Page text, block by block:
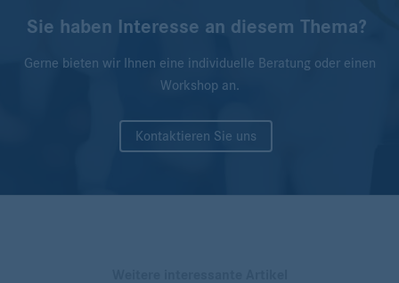
Sie haben Interesse an diesem Thema?
Gerne bieten wir Ihnen eine individuelle Beratung oder einen
Workshop an.
Kontaktieren Sie uns